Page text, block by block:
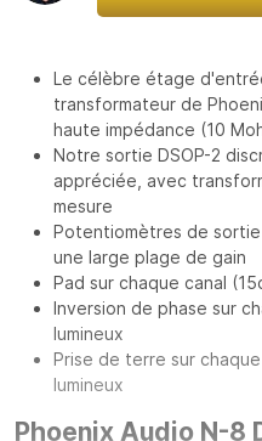
Le célèbre étage
transformateur de
haute impédance (10
Notre sortie DSOP-2
appréciée, avec
mesure
Potentiomètres de
une large plage de gain
Pad sur chaque canal
Inversion de phase sur
lumineux
Prise de terre sur
lumineux
Phoenix Audio N-8